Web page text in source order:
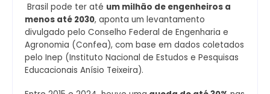
Brasil pode ter até um milhão de engenheiros a
menos até 2030, aponta um levantamento
divulgado pelo Conselho Federal de Engenharia e
Agronomia (Confea), com base em dados coletados
pelo Inep (Instituto Nacional de Estudos e Pesquisas
Educacionais Anísio Teixeira).